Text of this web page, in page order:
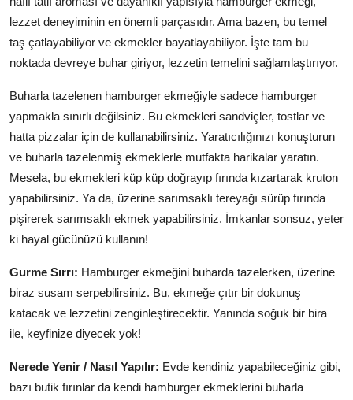
lezzet deneyiminin en önemli parçasıdır. Ama bazen, bu temel
taş çatlayabiliyor ve ekmekler bayatlayabiliyor. İşte tam bu
noktada devreye buhar giriyor, lezzetin temelini sağlamlaştırıyor.
Buharla tazelenen hamburger ekmeğiyle sadece hamburger
yapmakla sınırlı değilsiniz. Bu ekmekleri sandviçler, tostlar ve
hatta pizzalar için de kullanabilirsiniz. Yaratıcılığınızı konuşturun
ve buharla tazelenmiş ekmeklerle mutfakta harikalar yaratın.
Mesela, bu ekmekleri küp küp doğrayıp fırında kızartarak kruton
yapabilirsiniz. Ya da, üzerine sarımsaklı tereyağı sürüp fırında
pişirerek sarımsaklı ekmek yapabilirsiniz. İmkanlar sonsuz, yeter
ki hayal gücünüzü kullanın!
Gurme Sırrı: Hamburger ekmeğini buharda tazelerken, üzerine
biraz susam serpebilirsiniz. Bu, ekmeğe çıtır bir dokunuş
katacak ve lezzetini zenginleştirecektir. Yanında soğuk bir bira
ile, keyfinize diyecek yok!
Nerede Yenir / Nasıl Yapılır: Evde kendiniz yapabileceğiniz gibi,
bazı butik fırınlar da kendi hamburger ekmeklerini buharla